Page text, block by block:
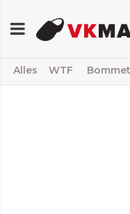
Alles WTF